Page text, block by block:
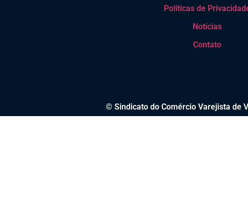
Políticas de
Notícias
Contato
© Sindicato do Comércio Varejista de